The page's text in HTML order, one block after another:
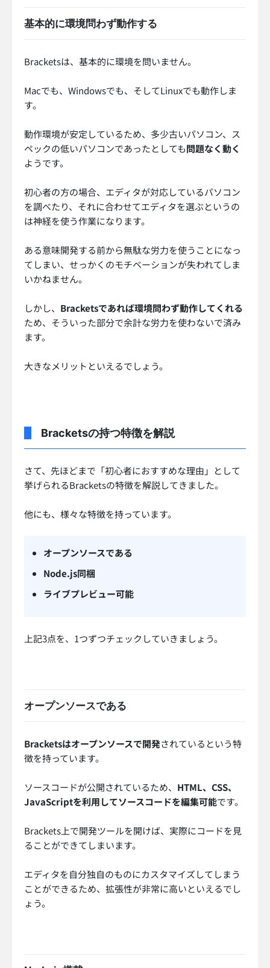
基本的に環境問わず動作する
Bracketsは、基本的に環境を問いません。
Macでも、Windowsでも、そしてLinuxでも動作しま
す。
動作環境が安定しているため、多少古いパソコン、ス
ペックの低いパソコンであったとしても問題なく動く
ようです。
初心者の方の場合、エディタが対応しているパソコン
を調べたり、それに合わせてエディタを選ぶというの
は神経を使う作業になります。
ある意味開発する前から無駄な労力を使うことになっ
てしまい、せっかくのモチベーションが失われてしま
いかねません。
しかし、 Bracketsであれば環境問わず動作してくれる
ため、そういった部分で余計な労力を使わないで済み
ます。
大きなメリットといえるでしょう。
Bracketsの持つ特徴を解説
さて、先ほどまで「初心者におすすめな理由」として
挙げられるBracketsの特徴を解説してきました。
他にも、様々な特徴を持っています。
オープンソースである
Node.js同梱
ライブプレビュー可能
上記3点を、1つずつチェックしていきましょう。
オープンソースである
Bracketsはオープンソースで開発されているという特
徴を持っています。
ソースコードが公開されているため、 HTML、CSS、
JavaScriptを利用してソースコードを編集可能です。
Brackets上で開発ツールを開けば、実際にコードを見
ることができてしまいます。
エディタを自分独自のものにカスタマイズしてしまう
ことができるため、拡張性が非常に高いといえるでし
ょう。